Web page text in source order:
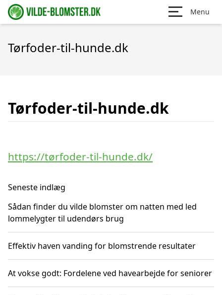
Menu
Tørfoder-til-hunde.dk
Tørfoder-til-hunde.dk
https://tørfoder-til-hunde.dk/
Seneste indlæg
Sådan finder du vilde blomster om natten med led
lommelygter til udendørs brug
Effektiv haven vanding for blomstrende resultater
At vokse godt: Fordelene ved havearbejde for seniorer